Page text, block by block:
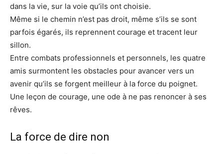
dans la vie, sur la voie qu’ils ont choisie.
Même si le chemin n’est pas droit, même s’ils se sont
parfois égarés, ils reprennent courage et tracent leur
sillon.
Entre combats professionnels et personnels, les quatre
amis surmontent les obstacles pour avancer vers un
avenir qu’ils se forgent meilleur à la force du poignet.
Une leçon de courage, une ode à ne pas renoncer à ses
rêves.
La force de dire non